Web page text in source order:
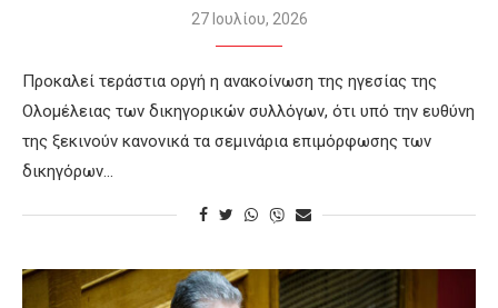
27 Ιουλίου, 2026
Προκαλεί τεράστια οργή η ανακοίνωση της ηγεσίας της
Ολομέλειας των δικηγορικών συλλόγων, ότι υπό την ευθύνη
της ξεκινούν κανονικά τα σεμινάρια επιμόρφωσης των
δικηγόρων…